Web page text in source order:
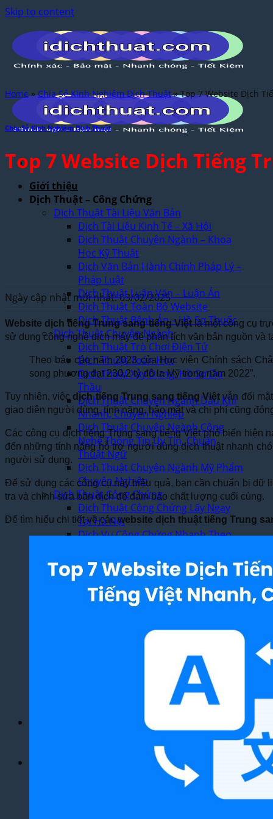
Skip to content
Giới thiệu
Dịch Thuật – Công Chứng
Dịch Thuật Tài Liệu Văn Bản
Dịch Tài Liệu Kinh Tế – Xã Hội
Dịch Thuật Chuyên Ngành – Khoa
Học Kỹ Thuật
Dịch Văn Bản Hành Chính Pháp Lý –
Pháp Luật
Dịch Thuật Luận Văn – Luận Án
Dịch Thuật Toàn Bộ Website
Dịch Thuật Bệnh Án – Hồ Sơ Thuốc
Dịch Thuật Chuyên Ngành
Dịch Thuật Trò Chơi Điện Tử
Dịch Thuật Toán Học
Dịch Thuật Xây Dựng, Hồ Sơ Dự
Thầu
Dịch Thuật Chuyên Ngành Dầu Khí
Nhanh, Chuyên Nghiệp
Dịch Thuật Chuyên Ngành Công
Nghệ Thông Tin Uy Tín, Chuẩn
Thuật Ngữ
Dịch Thuật Chuyên Ngành Mỹ Phẩm
Chuyên Nghiệp
Dịch Thuật Công Chứng
Dịch Thuật Công Chứng Lấy Ngay
Tại Hà Nội
Dịch Vụ Công Chứng Nhanh Theo
Dịch Thuật Báo Cáo Tài Chính
Dịch Thuật Hợp Đồng Nhanh Chóng
Dịch Thuật Bảng Điểm Học Bạ
Dịch Thuật Giấy Khai Sinh, Hộ Khẩu
Dịch Thuật Tiếng Anh
Dịch Thuật Tiếng Trung Quốc
Dịch Thuật Tiếng Nhật Bản
Dịch Thuật Tiếng Hàn Quốc
Dịch Thuật Tiếng Pháp
Dịch Thuật Tiếng Đức
Dịch Thuật Tiếng Nga
Dịch Thuật Phim – Phụ Đề Video Clip
Dịch Vụ Hợp Pháp Hóa Lãnh Sự
Home»Chia Sẻ Kinh Nghiệm Dịch Thuật»Top 7 Website Dịch
Chia Sẻ Kinh Nghiệm Dịch Thuật
Top 7 Website Dịch Tiếng
Ngày cập nhật mới nhất: 03/02/2025
Website dịch tiếng Trung sang tiếng Việtlà một công cụ
sử dụng công nghệ dịch máy để phân tích văn bản nguồn
Theo báo cáo năm 2023 của Học viện Chính sách
song phương đạt 230,2 tỷ đô la Mỹ trong năm 2022”.
Tuy nhiên, việc dịch tiếng Trung sang tiếng Việt vẫn đối
giao diện người dùng, tính năng, bảo mật và chi phí cũng
Các công cụ dịch tiếng Trung sang tiếng Việt phổ biến hiện
đến những tính năng hỗ trợ người dùng dịch thuật nhanh
người sử dụng.
Để sử dụng các công cụ này hiệu quả, bạn cần chuẩn bị dữ
tra và chỉnh sửa bản dịch để đảm bảo chất lượng cuối cùng.
Để tìm hiểu chi tiết về cácwebsite dịch thuật tiếng Trung